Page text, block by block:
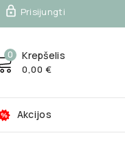
 Prisijungti
0 Krepšelis
0,00 €
Akcijos